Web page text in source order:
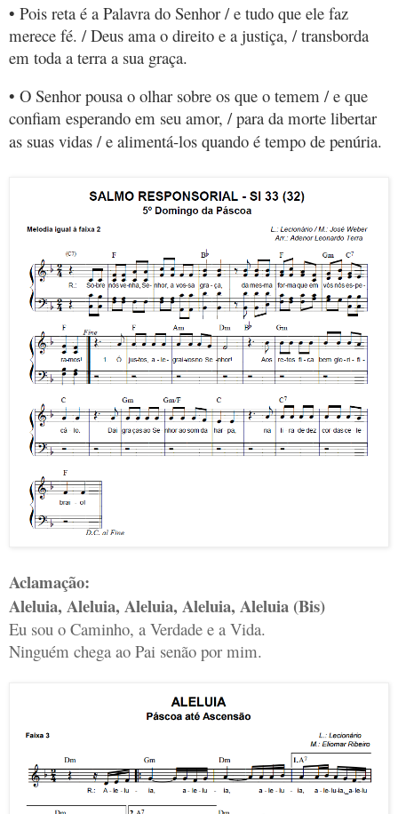
• Pois reta é a Palavra do Senhor / e tudo que ele faz
merece fé. / Deus ama o direito e a justiça, / transborda
em toda a terra a sua graça.
• O Senhor pousa o olhar sobre os que o temem / e que
confiam esperando em seu amor, / para da morte libertar
as suas vidas / e alimentá-los quando é tempo de penúria.
Aclamação:
Aleluia, Aleluia, Aleluia, Aleluia, Aleluia (Bis)
Eu sou o Caminho, a Verdade e a Vida.
Ninguém chega ao Pai senão por mim.